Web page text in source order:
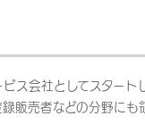
ス会社としてスタート
販売者などの分野に